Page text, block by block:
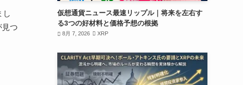
し
つ
仮想通貨ニュース最速リップル｜将来を左右す
る3つの好材料と価格予想の根拠
8月 7, 2026 XRP